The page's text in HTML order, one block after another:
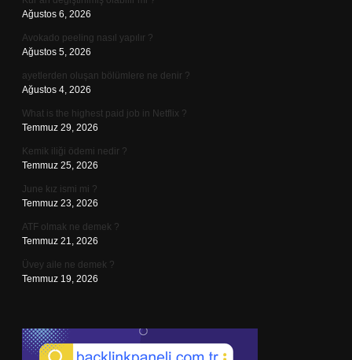
Ağustos 6, 2026
Avokado peeling nasıl yapılır ?
Ağustos 5, 2026
ayetlerden oluşan bölümlere ne denir ?
Ağustos 4, 2026
What is the highest paid job in Netflix ?
Temmuz 29, 2026
Kemik iliği ödemi nedir ?
Temmuz 25, 2026
June kız ismi mi ?
Temmuz 23, 2026
ATF olmak ne demek ?
Temmuz 21, 2026
Üvey aile ne demek ?
Temmuz 19, 2026